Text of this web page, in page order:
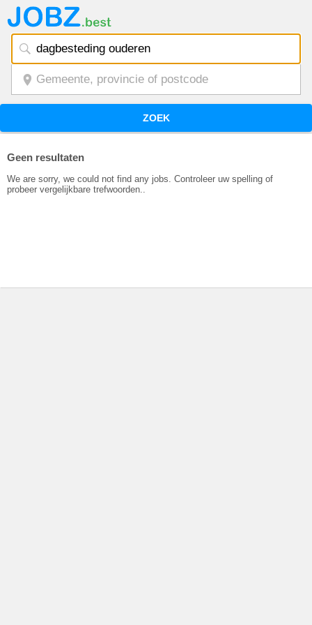
ZOEK
Geen resultaten
We are sorry, we could not find any jobs. Controleer uw spelling of
probeer vergelijkbare trefwoorden..